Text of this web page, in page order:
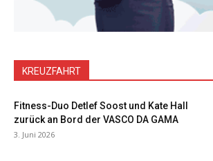
KREUZFAHRT
Fitness-Duo Detlef Soost und Kate Hall
zurück an Bord der VASCO DA GAMA
3. Juni 2026